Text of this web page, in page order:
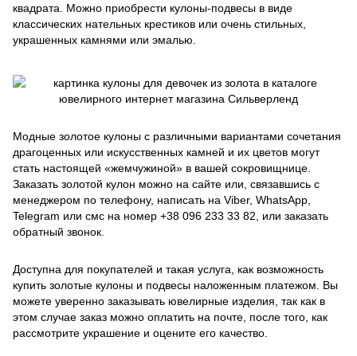
квадрата. Можно приобрести кулоны-подвесы в виде
классических нательных крестиков или очень стильных,
украшенных камнями или эмалью.
Модные золотое кулоны с различными вариантами сочетания
драгоценных или искусственных камней и их цветов могут
стать настоящей «жемчужиной» в вашей сокровищнице.
Заказать золотой кулон можно на сайте или, связавшись с
менеджером по телефону, написать на Viber, WhatsApp,
Telegram или смс на номер +38 096 233 33 82, или заказать
обратный звонок.
Доступна для покупателей и такая услуга, как возможность
купить золотые кулоны и подвесы наложенным платежом. Вы
можете уверенно заказывать ювелирные изделия, так как в
этом случае заказ можно оплатить на почте, после того, как
рассмотрите украшение и оцените его качество.